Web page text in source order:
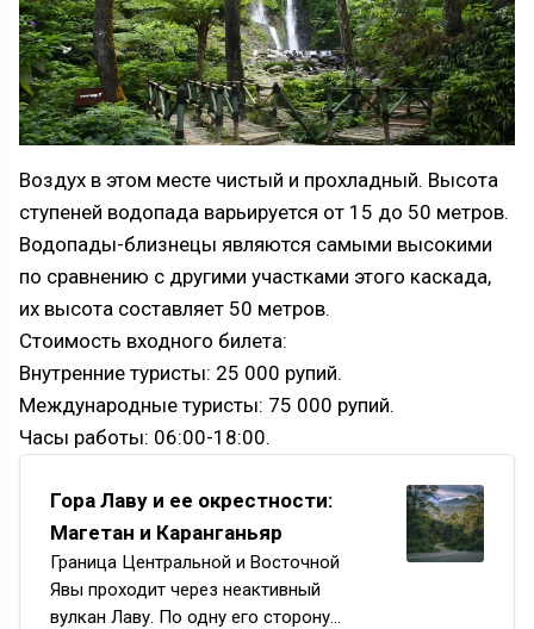
Воздух в этом месте чистый и прохладный. Высота
ступеней водопада варьируется от 15 до 50 метров.
Водопады-близнецы являются самыми высокими
по сравнению с другими участками этого каскада,
их высота составляет 50 метров.
Стоимость входного билета:
Внутренние туристы: 25 000 рупий.
Международные туристы: 75 000 рупий.
Часы работы: 06:00-18:00.
Гора Лаву и ее окрестности:
Магетан и Каранганьяр
Граница Центральной и Восточной
Явы проходит через неактивный
вулкан Лаву. По одну его сторону